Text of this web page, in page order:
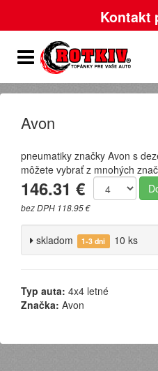
Kontakt
Avon
pneumatiky značky Avon s
môžete vybrať z mnohých
146.31 €
bez DPH 118.95 €
skladom 1-3 dni 10 ks
Typ auta: 4x4 letné
Značka: Avon